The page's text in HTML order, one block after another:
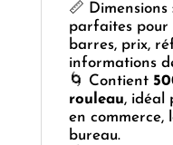
📏 Dimensions
parfaites pour
barres, prix,
informations
🌀 Contient
rouleau, idéal
en commerce,
bureau.